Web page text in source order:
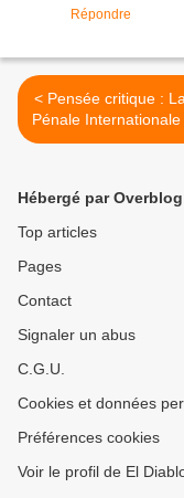
Répondre
< Pensée critique : La Cour
Pénale Internationale
une entité soumise
Hébergé par Overblog
Top articles
Pages
Contact
Signaler un abus
C.G.U.
Cookies et données
Préférences cookies
Voir le profil de El